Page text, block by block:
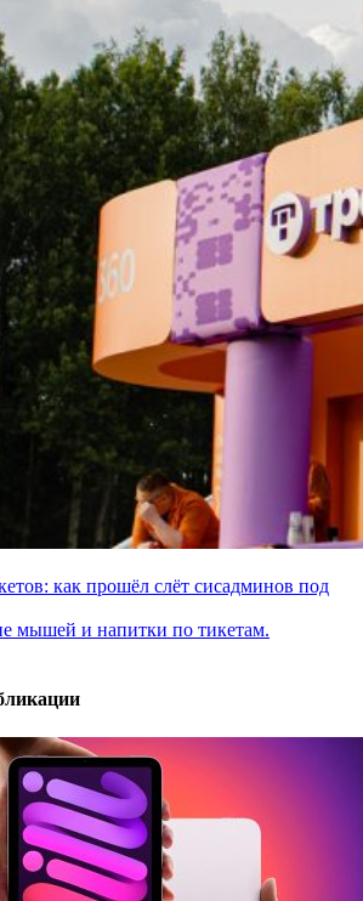
как прошёл слёт сисадминов под
мышей и напитки по тикетам.